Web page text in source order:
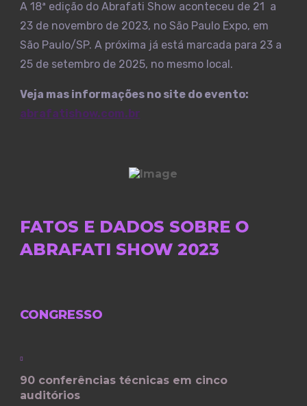
A 18ª edição do Abrafati Show aconteceu de 21 a
23 de novembro de 2023, no São Paulo Expo, em
São Paulo/SP. A próxima já está marcada para 23 a
25 de setembro de 2025, no mesmo local.
Veja mas informações no site do evento:
abrafatishow.com.br
FATOS E DADOS SOBRE O
ABRAFATI SHOW 2023
CONGRESSO
90 conferências técnicas em cinco
auditórios